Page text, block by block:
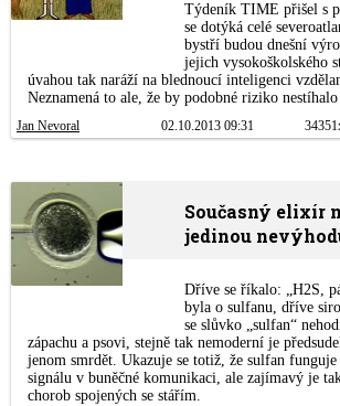
Týdeník TIME přišel s
se dotýká celé
bystří budou dnešní
jejich vysokoškolského
úvahou tak naráží na blednoucí inteligenci
Neznamená to ale, že by podobné riziko
Jan Nevoral 02.10.2013 09:31
Současný elixír
jedinou
Dříve se říkalo: „H2S,
byla o sulfanu, dříve
se slůvko „sulfan“
zápachu a psovi, stejně tak nemoderní je
jenom smrdět. Ukazuje se totiž, že sulfan funguje
signálu v buněčné komunikaci, ale zajímavý je
chorob spojených se stářím.